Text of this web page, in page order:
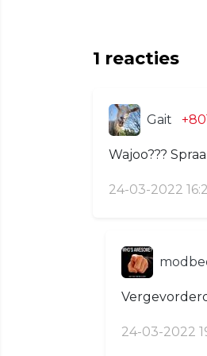
1 reacties
Gait
Wajoo???
24-03-2022
24-03-2022